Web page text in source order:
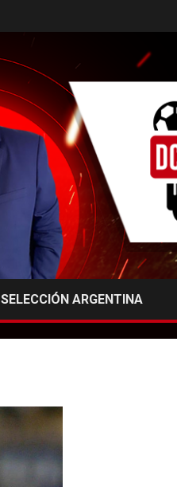
SELECCIÓN ARGENTINA